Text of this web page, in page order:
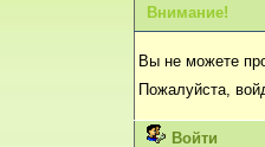
Внимание!
Вы не можете
Пожалуйста,
Войти